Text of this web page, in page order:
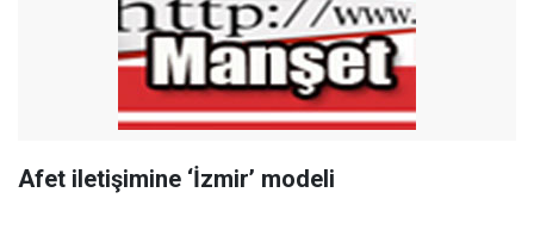
Afet iletişimine ‘İzmir’ modeli